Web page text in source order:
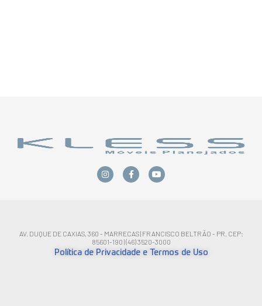
AV. DUQUE DE CAXIAS, 360 - MARRECAS | FRANCISCO BELTRÃO - PR, CEP:
85601-190 | (46) 3520-3000
Política de Privacidade e Termos de Uso